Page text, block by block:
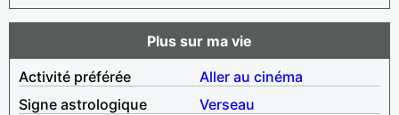
Plus sur ma vie
Activité préférée
Aller au cinéma
Signe astrologique
Verseau